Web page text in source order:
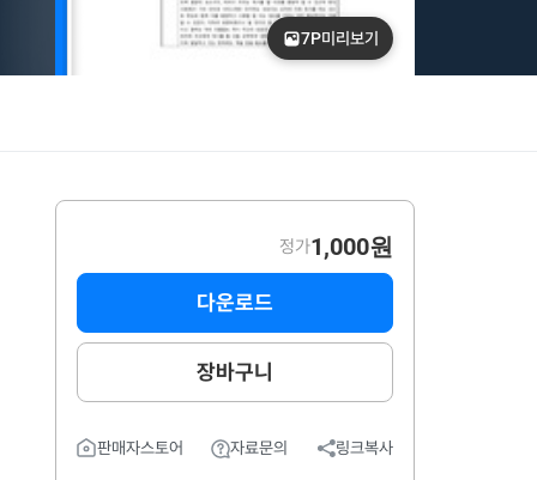
7P미리보기
정가1,000원
다운로드
장바구니
판매자스토어 자료문의 링크복사